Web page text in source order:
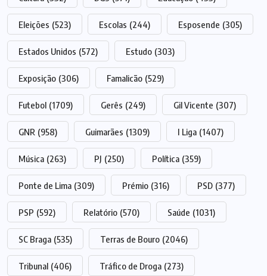
Eleições (523) Escolas (244) Esposende (305)
Estados Unidos (572) Estudo (303)
Exposição (306) Famalicão (529)
Futebol (1709) Gerês (249) Gil Vicente (307)
GNR (958) Guimarães (1309) I Liga (1407)
Música (263) PJ (250) Política (359)
Ponte de Lima (309) Prémio (316) PSD (377)
PSP (592) Relatório (570) Saúde (1031)
SC Braga (535) Terras de Bouro (2046)
Tribunal (406) Tráfico de Droga (273)